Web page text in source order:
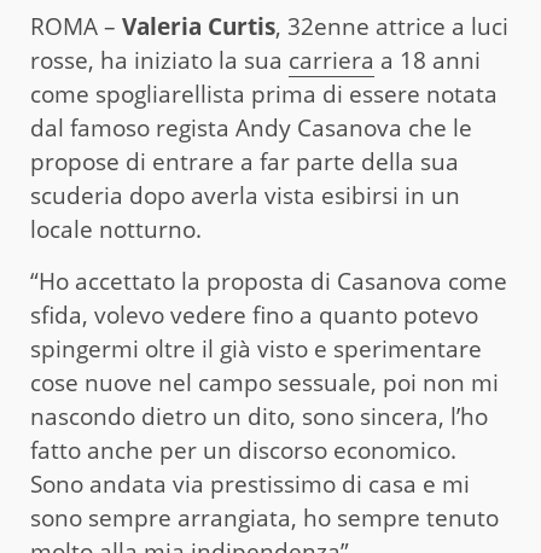
ROMA – Valeria Curtis, 32enne attrice a luci
rosse, ha iniziato la sua carriera a 18 anni
come spogliarellista prima di essere notata
dal famoso regista Andy Casanova che le
propose di entrare a far parte della sua
scuderia dopo averla vista esibirsi in un
locale notturno.
“Ho accettato la proposta di Casanova come
sfida, volevo vedere fino a quanto potevo
spingermi oltre il già visto e sperimentare
cose nuove nel campo sessuale, poi non mi
nascondo dietro un dito, sono sincera, l’ho
fatto anche per un discorso economico.
Sono andata via prestissimo di casa e mi
sono sempre arrangiata, ho sempre tenuto